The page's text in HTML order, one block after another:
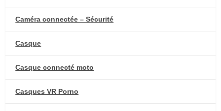
Caméra connectée – Sécurité
Casque
Casque connecté moto
Casques VR Porno